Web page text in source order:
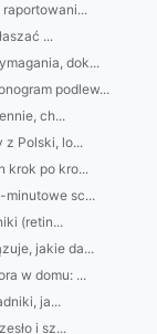
...
dok...
podlew...
ch...
Polski, lo...
krok po kro...
minutowe sc...
(retin...
jakie da...
w domu: ...
ja...
i sz...